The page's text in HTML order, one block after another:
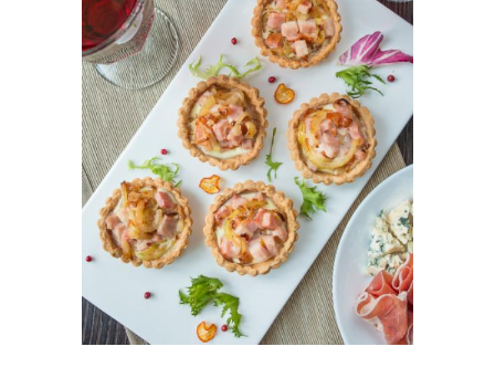
Тарталетки с корейской
морковкой
Тарталетки с
болгарским перцем
Тарталетки с горошком Домашние тарталетки
Тарталетки из
песочного теста
Тарталетки из слоёного
теста